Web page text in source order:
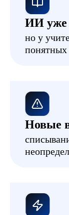
ИИ уже
но у
Новые